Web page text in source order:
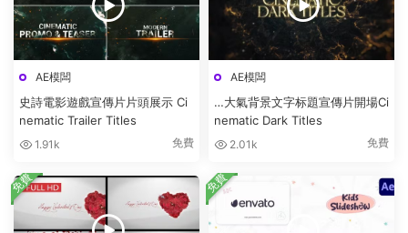
AE模闆
史詩電影遊戲宣傳片片頭展示 Ci
nematic Trailer Titles
1.91k 免費
AE模闆
…大氣背景文字标題宣傳片開場Ci
nematic Dark Titles
2.01k 免費
免費 免費